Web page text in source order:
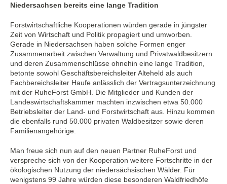
Niedersachsen bereits eine lange Tradition
Forstwirtschaftliche Kooperationen würden gerade in jüngster
Zeit von Wirtschaft und Politik propagiert und umworben.
Gerade in Niedersachsen haben solche Formen enger
Zusammenarbeit zwischen Verwaltung und Privatwaldbesitzern
und deren Zusammenschlüsse ohnehin eine lange Tradition,
betonte sowohl Geschäftsbereichsleiter Alteheld als auch
Fachbereichsleiter Haufe anlässlich der Vertragsunterzeichnung
mit der RuheForst GmbH. Die Mitglieder und Kunden der
Landeswirtschaftskammer machten inzwischen etwa 50.000
Betriebsleiter der Land- und Forstwirtschaft aus. Hinzu kommen
die ebenfalls rund 50.000 privaten Waldbesitzer sowie deren
Familienangehörige.
Man freue sich nun auf den neuen Partner RuheForst und
verspreche sich von der Kooperation weitere Fortschritte in der
ökologischen Nutzung der niedersächsischen Wälder. Für
wenigstens 99 Jahre würden diese besonderen Waldfriedhöfe